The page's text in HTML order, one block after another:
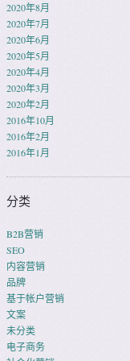
2020年8月
2020年7月
2020年6月
2020年5月
2020年4月
2020年3月
2020年2月
2016年10月
2016年2月
2016年1月
分类
B2B营销
SEO
内容营销
品牌
基于帐户营销
文案
未分类
电子商务